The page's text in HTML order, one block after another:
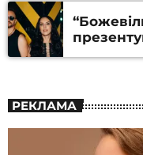
РЕКЛАМА